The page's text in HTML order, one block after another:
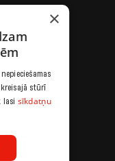
×
stūrī
lasi sīkdatņu